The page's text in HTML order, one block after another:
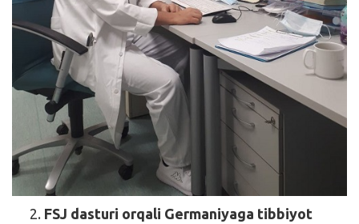
FSJ dasturi orqali Germaniyaga tibbiyot